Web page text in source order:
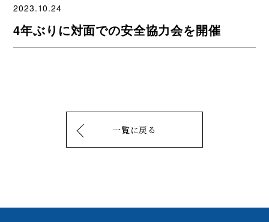
2023.10.24
4年ぶりに対面での安全協力会を開催
一覧に戻る